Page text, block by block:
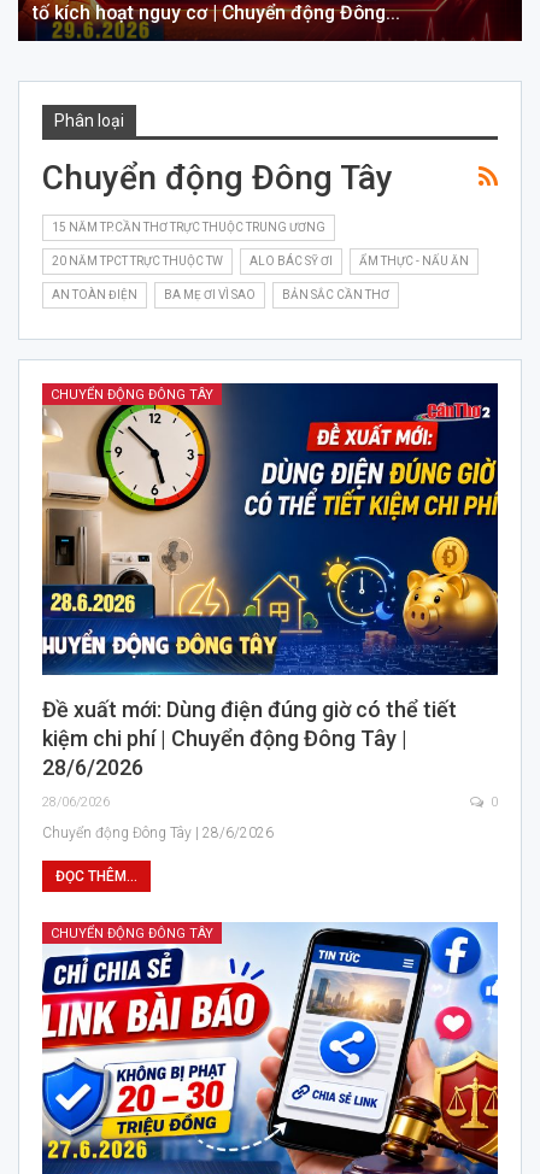
tố kích hoạt nguy cơ | Chuyển động Đông…
Phân loại
Chuyển động Đông Tây
15 NĂM TP.CẦN THƠ TRỰC THUỘC TRUNG ƯƠNG
20 NĂM TPCT TRỰC THUỘC TW ALO BÁC SỸ ƠI ẨM THỰC - NẤU ĂN
AN TOÀN ĐIỆN BA MẸ ƠI VÌ SAO BẢN SẮC CẦN THƠ
CHUYỂN ĐỘNG ĐÔNG TÂY
Đề xuất mới: Dùng điện đúng giờ có thể tiết
kiệm chi phí | Chuyển động Đông Tây |
28/6/2026
28/06/2026 0
Chuyển động Đông Tây | 28/6/2026
ĐỌC THÊM...
CHUYỂN ĐỘNG ĐÔNG TÂY